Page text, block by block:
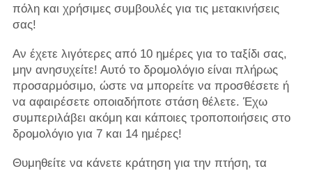
πόλη και χρήσιμες συμβουλές για τις μετακινήσεις
σας!
Αν έχετε λιγότερες από 10 ημέρες για το ταξίδι σας,
μην ανησυχείτε! Αυτό το δρομολόγιο είναι πλήρως
προσαρμόσιμο, ώστε να μπορείτε να προσθέσετε ή
να αφαιρέσετε οποιαδήποτε στάση θέλετε. Έχω
συμπεριλάβει ακόμη και κάποιες τροποποιήσεις στο
δρομολόγιο για 7 και 14 ημέρες!
Θυμηθείτε να κάνετε κράτηση για την πτήση, τα